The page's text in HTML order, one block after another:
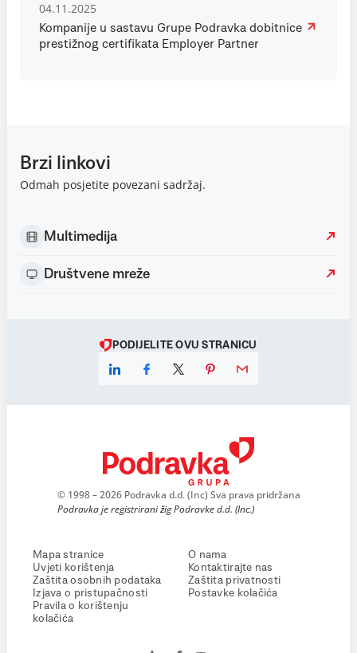
04.11.2025
Kompanije u sastavu Grupe Podravka dobitnice
prestižnog certifikata Employer Partner
Brzi linkovi
Odmah posjetite povezani sadržaj.
Multimedija
Društvene mreže
PODIJELITE OVU STRANICU
© 1998 – 2026 Podravka d.d. (Inc) Sva prava pridržana
Podravka je registrirani žig Podravke d.d. (Inc.)
Mapa stranice
Uvjeti korištenja
Zaštita osobnih podataka
Izjava o pristupačnosti
Pravila o korištenju
kolačića
O nama
Kontaktirajte nas
Zaštita privatnosti
Postavke kolačića